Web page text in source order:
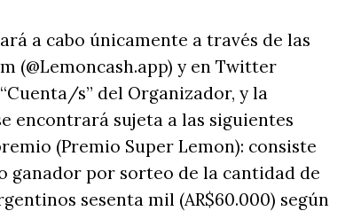
a cabo únicamente a través de las
(@Lemoncash.app) y en Twitter
s” del Organizador, y la
encontrará sujeta a las siguientes
(Premio Super Lemon): consiste
ganador por sorteo de la cantidad de
sesenta mil (AR$60.000) según